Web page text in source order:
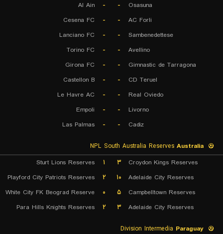
Osasuna
-
-
Al Ain
AC Forli
-
-
Cesena FC
Sambenedettese
-
-
Lanciano FC
Avellino
-
-
Torino FC
Gimnastic de Tarragona
-
-
Girona FC
CD Teruel
-
-
Castellon B
Real Oviedo
-
-
Le Havre AC
Livorno
-
-
Empoli
Cadiz
-
-
Las Palmas
Australia
Croydon Kings Reserves
۳ ۱
Sturt Lions Reserves
Adelaide City Reserves
۱۰ ۲
Playford City Patriots Reserves
Campbelltown Reserves
۵ ۰
White City FK Beograd Reserve
Adelaide City Reserves
۳ ۲ Para Hills Knights Reserves
Paraguay